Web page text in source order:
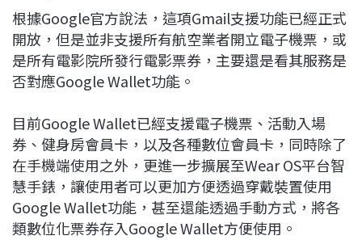
根據Google官方說法，這項Gmail支援功能已經正式
開放，但是並非支援所有航空業者開立電子機票，或
是所有電影院所發行電影票券，主要還是看其服務是
否對應Google Wallet功能。
目前Google Wallet已經支援電子機票、活動入場
券、健身房會員卡，以及各種數位會員卡，同時除了
在手機端使用之外，更進一步擴展至Wear OS平台智
慧手錶，讓使用者可以更加方便透過穿戴裝置使用
Google Wallet功能，甚至還能透過手動方式，將各
類數位化票券存入Google Wallet方便使用。